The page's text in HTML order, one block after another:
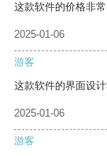
这款软件的价格非常
2025-01-06
游客
这款软件的界面设
2025-01-06
游客